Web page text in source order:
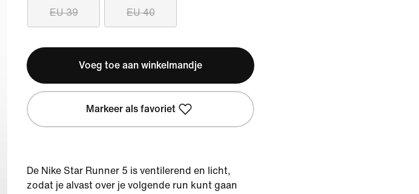
EU 39 EU 40
Voeg toe aan winkelmandje
Markeer als favoriet
De Nike Star Runner 5 is ventilerend en licht,
zodat je alvast over je volgende run kunt gaan